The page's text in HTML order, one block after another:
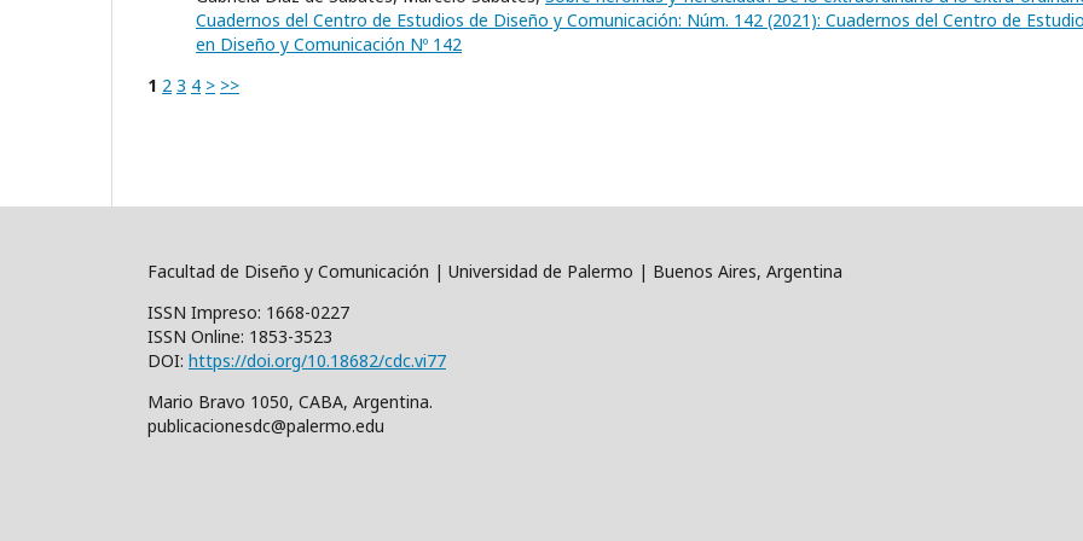
Cuadernos del Centro de Estudios de Diseño y Comunicación: Núm. 142 (2021): Cuadernos del Centro de
en Diseño y Comunicación Nº 142
1 2 3 4 > >>
Facultad de Diseño y Comunicación | Universidad de Palermo | Buenos Aires, Argentina
ISSN Impreso: 1668-0227
ISSN Online: 1853-3523
DOI: https://doi.org/10.18682/cdc.vi77
Mario Bravo 1050, CABA, Argentina.
publicacionesdc@palermo.edu